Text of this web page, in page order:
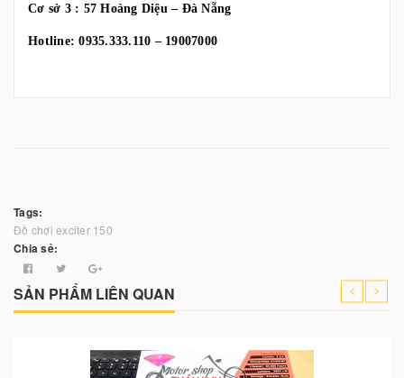
Cơ sở 3 : 57 Hoàng Diệu – Đà Nẵng
Hotline: 0935.333.110 – 19007000
Tags:
Đồ chơi exciter 150
Chia sẻ:
SẢN PHẨM LIÊN QUAN